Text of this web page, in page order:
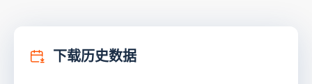
下载历史数据